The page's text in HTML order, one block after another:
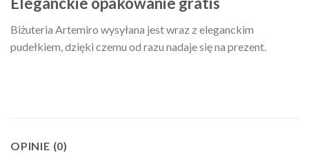
Biżuteria Artemiro wysyłana jest wraz z eleganckim
pudełkiem, dzięki czemu od razu nadaje się na prezent.
OPINIE (0)